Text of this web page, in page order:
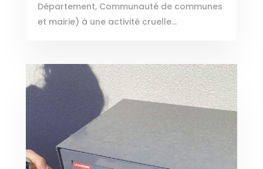
Département, Communauté de communes
et mairie) à une activité cruelle...